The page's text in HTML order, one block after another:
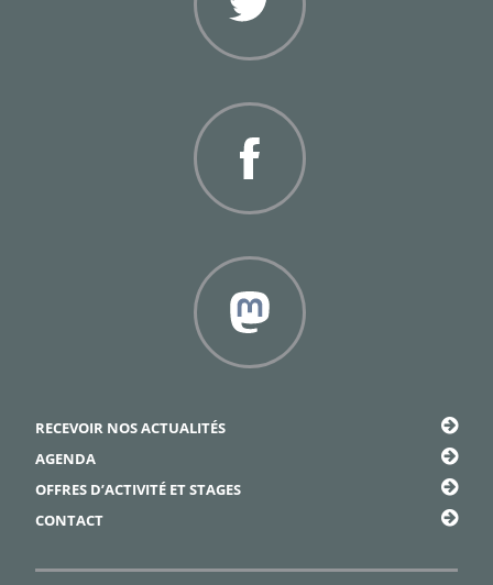
RECEVOIR NOS ACTUALITÉS
AGENDA
OFFRES D’ACTIVITÉ ET STAGES
CONTACT